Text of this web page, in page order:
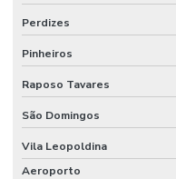
Escritório de engenharia civil
Estrutura metalica para
Estrutura metálica galpão
Execução de piso de
Instalação de piso
Perdizes
Pinheiros
Raposo Tavares
São Domingos
Vila Leopoldina
Aeroporto